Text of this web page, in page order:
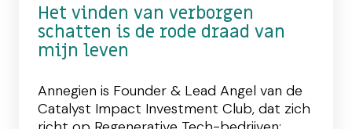
Het vinden van verborgen
schatten is de rode draad van
mijn leven
Annegien is Founder & Lead Angel van de
Catalyst Impact Investment Club, dat zich